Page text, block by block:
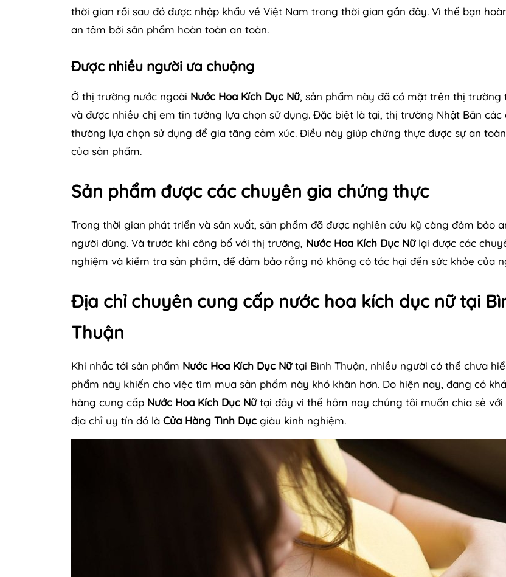
thời gian rồi sau đó được nhập khẩu về Việt Nam trong thời gian gần đây. Vì thế bạn
an tâm bởi sản phẩm hoàn toàn an toàn.
Được nhiều người ưa chuộng
Ở thị trường nước ngoài Nước Hoa Kích Dục Nữ, sản phẩm này đã có mặt trên thị trường
và được nhiều chị em tin tưởng lựa chọn sử dụng. Đặc biệt là tại, thị trường Nhật Bản các
thường lựa chọn sử dụng để gia tăng cảm xúc. Điều này giúp chứng thực được sự an
của sản phẩm.
Sản phẩm được các chuyên gia chứng thực
Trong thời gian phát triển và sản xuất, sản phẩm đã được nghiên cứu kỹ càng đảm bảo
người dùng. Và trước khi công bố với thị trường, Nước Hoa Kích Dục Nữlại được các
nghiệm và kiểm tra sản phẩm, để đảm bảo rằng nó không có tác hại đến sức khỏe của
Địa chỉ chuyên cung cấp nước hoa kích dục nữ tại
Thuận
Khi nhắc tới sản phẩm Nước Hoa Kích Dục Nữtại Bình Thuận, nhiều người có thể chưa
phẩm này khiến cho việc tìm mua sản phẩm này khó khăn hơn. Do hiện nay, đang có
hàng cung cấp Nước Hoa Kích Dục Nữtại đây vì thế hôm nay chúng tôi muốn chia sẻ với
địa chỉ uy tín đó là Cửa Hàng Tình Dục giàu kinh nghiệm.